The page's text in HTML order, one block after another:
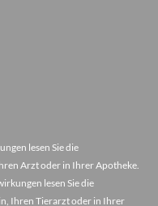
lesen Sie die
Arzt oder in Ihrer Apotheke.
lesen Sie die
Ihren Tierarzt oder in Ihrer